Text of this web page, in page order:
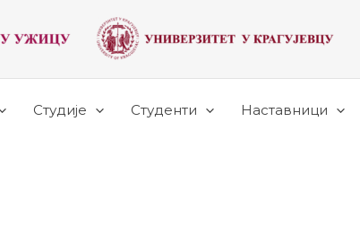
Студије Студенти Наставници